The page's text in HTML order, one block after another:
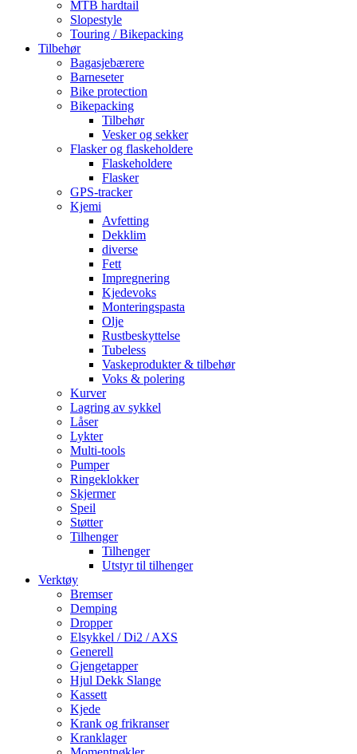
MTB hardtail
Slopestyle
Touring / Bikepacking
Tilbehør
Bagasjebærere
Barneseter
Bike protection
Bikepacking
Tilbehør
Vesker og sekker
Flasker og flaskeholdere
Flaskeholdere
Flasker
GPS-tracker
Kjemi
Avfetting
Dekklim
diverse
Fett
Impregnering
Kjedevoks
Monteringspasta
Olje
Rustbeskyttelse
Tubeless
Vaskeprodukter & tilbehør
Voks & polering
Kurver
Lagring av sykkel
Låser
Lykter
Multi-tools
Pumper
Ringeklokker
Skjermer
Speil
Støtter
Tilhenger
Tilhenger
Utstyr til tilhenger
Verktøy
Bremser
Demping
Dropper
Elsykkel / Di2 / AXS
Generell
Gjengetapper
Hjul Dekk Slange
Kassett
Kjede
Krank og frikranser
Kranklager